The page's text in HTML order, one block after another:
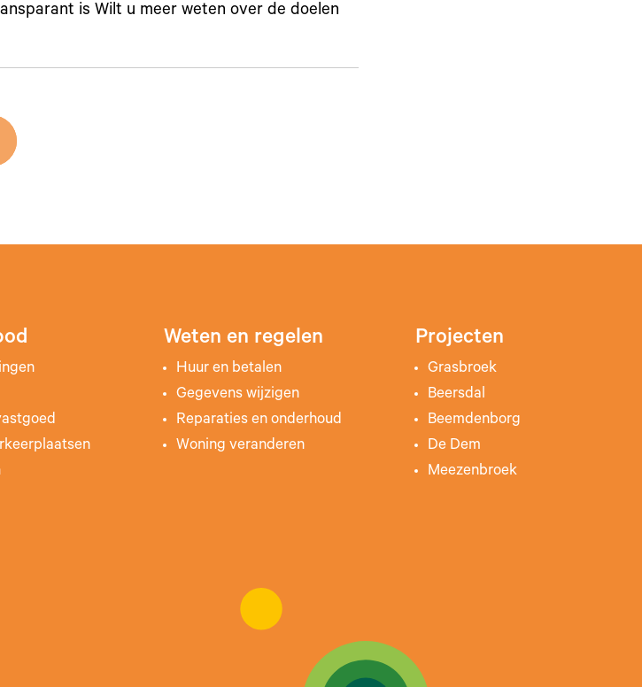
is Wilt u meer weten over de doelen
Weten en regelen
Huur en betalen
Gegevens wijzigen
Reparaties en onderhoud
Woning veranderen
Projecten
Grasbroek
Beersdal
Beemdenborg
De Dem
Meezenbroek